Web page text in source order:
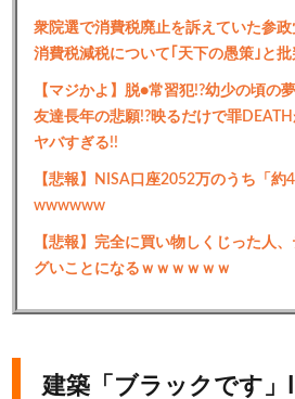
衆院選で消費税廃止を訴えていた参
消費税減税について｢天下の愚策｣と批
【マジかよ】脱●常習犯!?幼少の頃の
友達長年の悲願!?映るだけで罪
ヤバすぎる!!
【悲報】NISA口座2052万のうち「約
wwwwww
【悲報】完全に買い物しくじった人
グいことになるｗｗｗｗｗｗ
建築「ブラックです」